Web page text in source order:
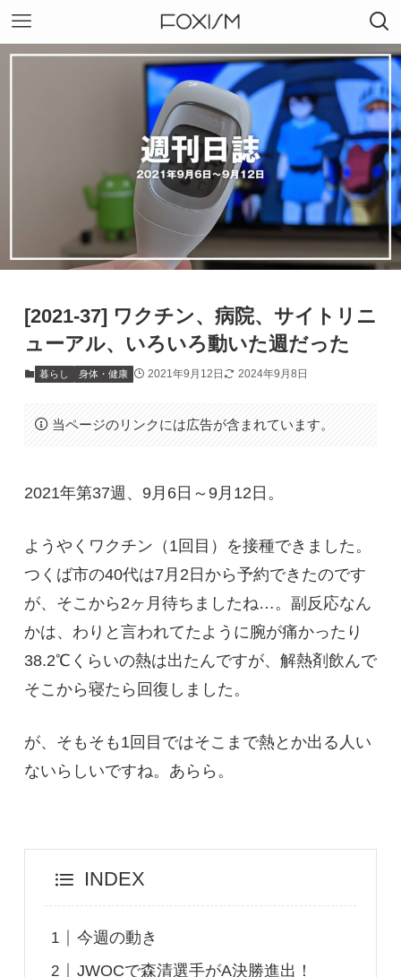
[2021-37] ワクチン、病院、サイトリニ
ューアル、いろいろ動いた週だった
暮らし 身体・健康 2021年9月12日 2024年9月8日
当ページのリンクには広告が含まれています。
2021年第37週、9月6日～9月12日。
ようやくワクチン（1回目）を接種できました。
つくば市の40代は7月2日から予約できたのです
が、そこから2ヶ月待ちましたね…。副反応なん
かは、わりと言われてたように腕が痛かったり
38.2℃くらいの熱は出たんですが、解熱剤飲んで
そこから寝たら回復しました。
が、そもそも1回目ではそこまで熱とか出る人い
ないらしいですね。あらら。
INDEX
今週の動き
JWOCで森清選手がA決勝進出！